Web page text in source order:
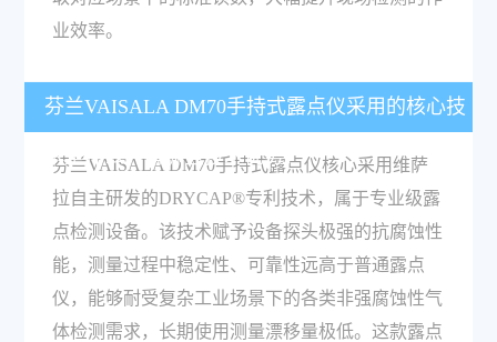
业效率。
芬兰VAISALA DM70手持式露点仪采用的核心技
术是什么？有哪些技术优势？
芬兰VAISALA DM70手持式露点仪核心采用维萨
拉自主研发的DRYCAP®专利技术，属于专业级露
点检测设备。该技术赋予设备探头极强的抗腐蚀性
能，测量过程中稳定性、可靠性远高于普通露点
仪，能够耐受复杂工业场景下的各类非强腐蚀性气
体检测需求，长期使用测量漂移量极低。这款露点